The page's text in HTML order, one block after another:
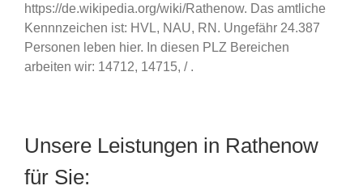
https://de.wikipedia.org/wiki/Rathenow. Das amtliche
Kennnzeichen ist: HVL, NAU, RN. Ungefähr 24.387
Personen leben hier. In diesen PLZ Bereichen
arbeiten wir: 14712, 14715, / .
Unsere Leistungen in Rathenow
für Sie: